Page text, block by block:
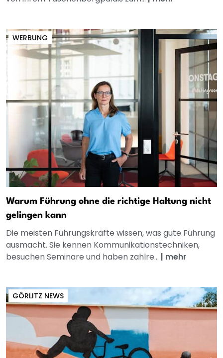
WERBUNG
Warum Führung ohne die richtige Haltung nicht
gelingen kann
Die meisten Führungskräfte wissen, was gute Führung
ausmacht. Sie kennen Kommunikationstechniken,
besuchen Seminare und haben zahlre... | mehr
GÖRLITZ NEWS